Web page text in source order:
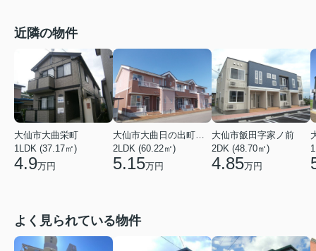
近隣の物件
大仙市大曲栄町
1LDK (37.17㎡)
4.9万円
大仙市大曲日の出町２丁目
2LDK (60.22㎡)
5.15万円
大仙市飯田字家ノ前
2DK (48.70㎡)
4.85万円
よく見られている物件